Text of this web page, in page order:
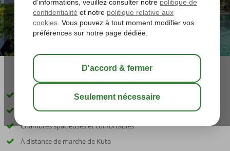
16:15 sauver
À seulement 300 mètres de la plage
Divers restaurants
Chambres spacieuses et confortables
À distance de marche de Kuta